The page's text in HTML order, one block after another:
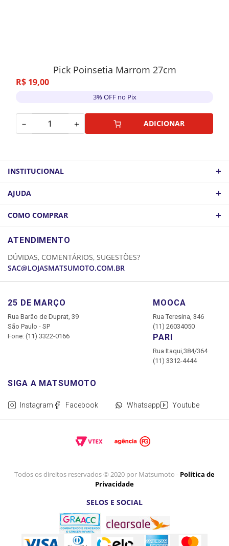
Pick Poinsetia Marrom 27cm
R$ 19,00
3% OFF no Pix
－ ＋ ADICIONAR
INSTITUCIONAL +
COMO CHEGAR
AJUDA +
COMO COMPRAR +
CADASTRE-SE
MINHA CONTA
MEUS PEDIDOS
ATENDIMENTO
DÚVIDAS, COMENTÁRIOS, SUGESTÕES?
SAC@LOJASMATSUMOTO.COM.BR
Instagram Facebook Whatsapp Youtube
25 DE MARÇO
Rua Barão de Duprat, 39
São Paulo - SP
Fone: (11) 3322-0166
MOOCA
Rua Teresina, 346
(11) 26034050
PARI
Rua Itaqui,384/364
(11) 3312-4444
SELOS E SOCIAL
Todos os direitos reservados © 2020 por Matsumoto - Política de
Privacidade